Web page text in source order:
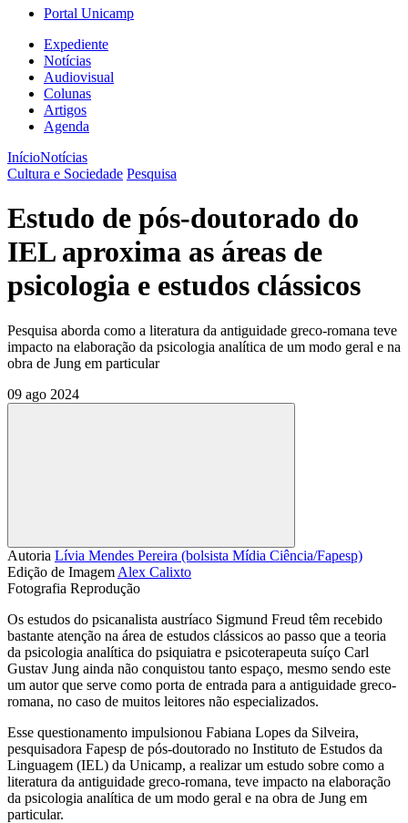
Portal Unicamp
Expediente
Notícias
Audiovisual
Colunas
Artigos
Agenda
InícioNotícias
Cultura e Sociedade Pesquisa
Estudo de pós-doutorado do
IEL aproxima as áreas de
psicologia e estudos clássicos
Pesquisa aborda como a literatura da antiguidade greco-romana teve
impacto na elaboração da psicologia analítica de um modo geral e na
obra de Jung em particular
09 ago 2024
Compartilhar
Autoria Lívia Mendes Pereira (bolsista Mídia Ciência/Fapesp)
Edição de Imagem Alex Calixto
Fotografia Reprodução
Os estudos do psicanalista austríaco Sigmund Freud têm recebido
bastante atenção na área de estudos clássicos ao passo que a teoria
da psicologia analítica do psiquiatra e psicoterapeuta suíço Carl
Gustav Jung ainda não conquistou tanto espaço, mesmo sendo este
um autor que serve como porta de entrada para a antiguidade greco-
romana, no caso de muitos leitores não especializados.
Esse questionamento impulsionou Fabiana Lopes da Silveira,
pesquisadora Fapesp de pós-doutorado no Instituto de Estudos da
Linguagem (IEL) da Unicamp, a realizar um estudo sobre como a
literatura da antiguidade greco-romana, teve impacto na elaboração
da psicologia analítica de um modo geral e na obra de Jung em
particular.